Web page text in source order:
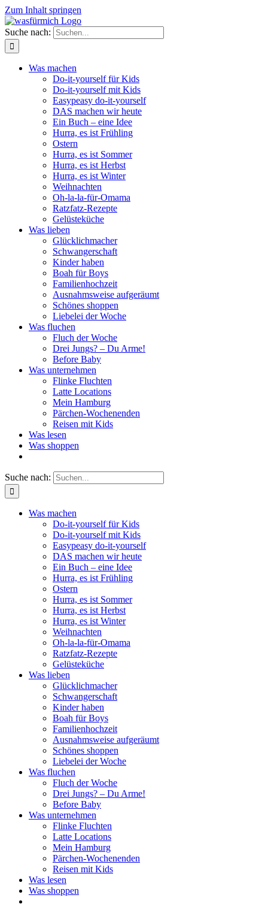
Zum Inhalt springen
Suche nach:
Was machen
Do-it-yourself für Kids
Do-it-yourself mit Kids
Easypeasy do-it-yourself
DAS machen wir heute
Ein Buch – eine Idee
Hurra, es ist Frühling
Ostern
Hurra, es ist Sommer
Hurra, es ist Herbst
Hurra, es ist Winter
Weihnachten
Oh-la-la-für-Omama
Ratzfatz-Rezepte
Gelüsteküche
Was lieben
Glücklichmacher
Schwangerschaft
Kinder haben
Boah für Boys
Familienhochzeit
Ausnahmsweise aufgeräumt
Schönes shoppen
Liebelei der Woche
Was fluchen
Fluch der Woche
Drei Jungs? – Du Arme!
Before Baby
Was unternehmen
Flinke Fluchten
Latte Locations
Mein Hamburg
Pärchen-Wochenenden
Reisen mit Kids
Was lesen
Was shoppen
Suche nach:
Was machen
Do-it-yourself für Kids
Do-it-yourself mit Kids
Easypeasy do-it-yourself
DAS machen wir heute
Ein Buch – eine Idee
Hurra, es ist Frühling
Ostern
Hurra, es ist Sommer
Hurra, es ist Herbst
Hurra, es ist Winter
Weihnachten
Oh-la-la-für-Omama
Ratzfatz-Rezepte
Gelüsteküche
Was lieben
Glücklichmacher
Schwangerschaft
Kinder haben
Boah für Boys
Familienhochzeit
Ausnahmsweise aufgeräumt
Schönes shoppen
Liebelei der Woche
Was fluchen
Fluch der Woche
Drei Jungs? – Du Arme!
Before Baby
Was unternehmen
Flinke Fluchten
Latte Locations
Mein Hamburg
Pärchen-Wochenenden
Reisen mit Kids
Was lesen
Was shoppen